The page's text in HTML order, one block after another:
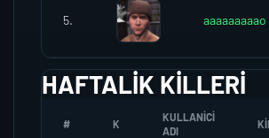
5. aaaaaaaaao
HAFTALIK KILLERI
# K
KULLANICI
ADI